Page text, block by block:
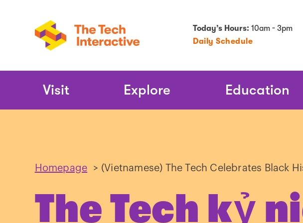
Today’s Hours:10am - 3pm
Daily Schedule
Main
Visit Explore Education
Homepage > (Vietnamese) The Tech Celebrates Black
The Tech kỷ